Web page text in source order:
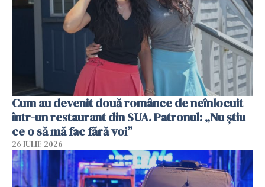
Cum au devenit două românce de neînlocuit
într-un restaurant din SUA. Patronul: „Nu știu
ce o să mă fac fără voi”
26 IULIE 2026